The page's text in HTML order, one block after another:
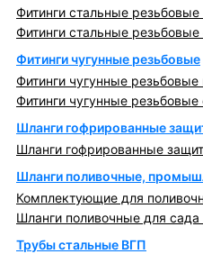
Фитинги стальные
Фитинги стальные
Фитинги чугунные резьбовые
Фитинги чугунные
Фитинги чугунные
Шланги гофрированные
Шланги гофрированные
Шланги поливочные,
Комплектующие для
Шланги поливочные для сада
Трубы стальные ВГП